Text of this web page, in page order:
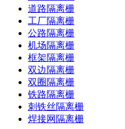
道路隔离栅
工厂隔离栅
公路隔离栅
机场隔离栅
框架隔离栅
双边隔离栅
双圈隔离栅
铁路隔离栅
刺铁丝隔离栅
焊接网隔离栅